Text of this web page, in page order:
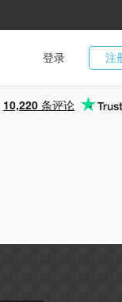
注
登录
10,220 条评论